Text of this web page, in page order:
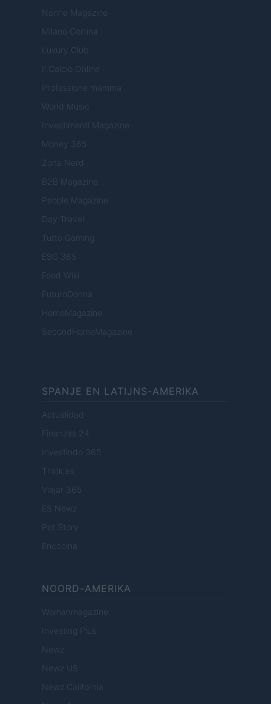
Nonne Magazine
Milano Cortina
Luxury Club
Il Calcio Online
Professione mamma
World Music
Investimenti Magazine
Money 365
Zona Nerd
B2B Magazine
People Magazine
Day Travel
Tutto Gaming
ESG 365
Food Wiki
FuturoDonna
HomeMagazine
SecondHomeMagazine
SPANJE EN LATIJNS-AMERIKA
Actualidad
Finanzas 24
Investindo 365
Think.es
Viajar 365
ES Newz
Pet Story
Encocina
NOORD-AMERIKA
Womanmagazine
Investing Plus
Newz
Newz US
Newz California